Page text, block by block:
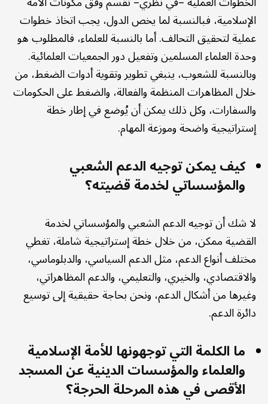
الإسلامية، فبالنسبة لما يخص الدول، يجب اتخاذ خطوات
عملية لتحقيق التحالف. أما بالنسبة للعلماء، فالمطلوب هو
وحدة العلماء المسلمين وتفعيل دور الجمعيات العلمائية.
وبالنسبة للشعوب، ينبغي تطوير وتقوية أدوات الضغط، من
خلال المظاهرات المنظمة والفعالة، والضغط على الحكومات
والسفارات، وكل ذلك يمكن أن يُوضع في إطار خطة
إستراتيجية واضحة وموزعة المهام.
كيف يمكن توجيه الدعم الشعبي
والمؤسساتي لخدمة قضيته؟
لا شك أن توجيه الدعم الشعبي والمؤسساتي لخدمة
القضية ممكن، من خلال خطة إستراتيجية شاملة، تغطي
مختلف أنواع الدعم، مثل الدعم السياسي، والدبلوماسي،
والاقتصادي، والخيري، والتعليمي، والدعم المظاهراتي،
وغيرها من أشكال الدعم، ونحن بحاجة حقيقية إلى توسيع
دائرة الدعم.
ما الكلمة التي توجهونها للأمة الإسلامية
والعلماء والمؤسسات الدينية عن المسجد
الأقصى في هذه المرحلة الحرجة؟